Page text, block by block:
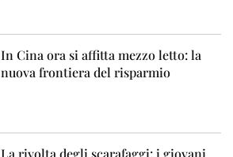
In Cina ora si affitta mezzo letto: la
nuova frontiera del risparmio
La rivolta degli scarafaggi: i giovani